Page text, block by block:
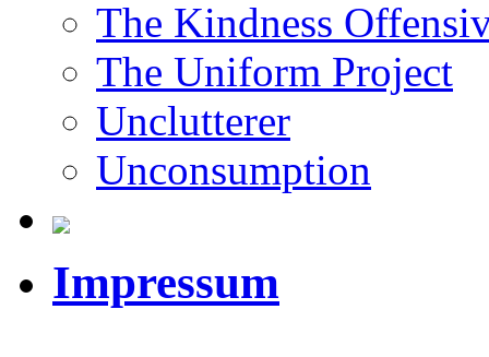
The Kindness
The Uniform Project
Unclutterer
Unconsumption
Impressum